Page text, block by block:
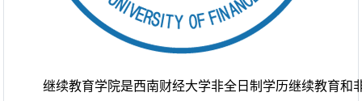
继续教育学院是西南财经大学非全日制学历继续教育和